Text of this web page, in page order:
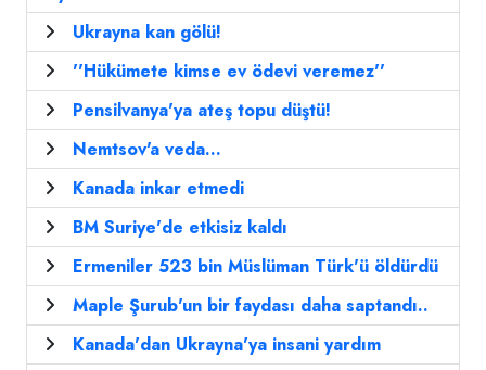
Ukrayna kan gölü!
''Hükümete kimse ev ödevi veremez''
Pensilvanya'ya ateş topu düştü!
Nemtsov'a veda...
Kanada inkar etmedi
BM Suriye'de etkisiz kaldı
Ermeniler 523 bin Müslüman Türk'ü öldürdü
Maple Şurub'un bir faydası daha saptandı..
Kanada'dan Ukrayna'ya insani yardım